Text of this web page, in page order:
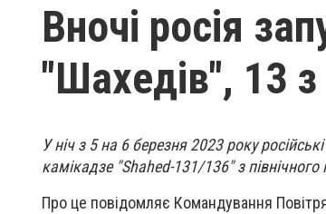
Вночі росія
"Шахедів", 13 з
У ніч з 5 на 6 березня 2023 року
камікадзе "Shahed-131/136" з
Про це повідомляє Командування